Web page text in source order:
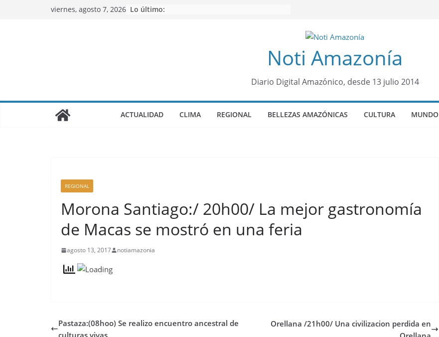
viernes, agosto 7, 2026 Lo último:
Noti Amazonía
Diario Digital Amazónico, desde 13 julio 2014
ACTUALIDAD CLIMA REGIONAL BELLEZAS AMAZÓNICAS CULTURA MUNDO
REGIONAL
Morona Santiago:/ 20h00/ La mejor gastronomía
de Macas se mostró en una feria
agosto 13, 2017 notiamazonia
Pastaza:(08hoo) Se realizo encuentro ancestral de
culturas vivas
Orellana /21h00/ Una civilizacion perdida en